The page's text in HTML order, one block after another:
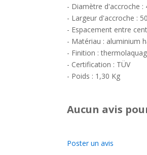
- Diamètre d'accroche :
- Largeur d'accroche :
- Espacement entre
- Matériau : aluminium
- Finition :
- Certification : TÜV
- Poids : 1,30 Kg
Aucun avis
Poster un avis